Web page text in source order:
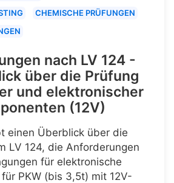
CHEMISCHE PRÜFUNGEN
nach LV 124 -
über die Prüfung
und elektronischer
(12V)
einen Überblick über die
LV 124, die Anforderungen
für elektronische
PKW (bis 3,5t) mit 12V-